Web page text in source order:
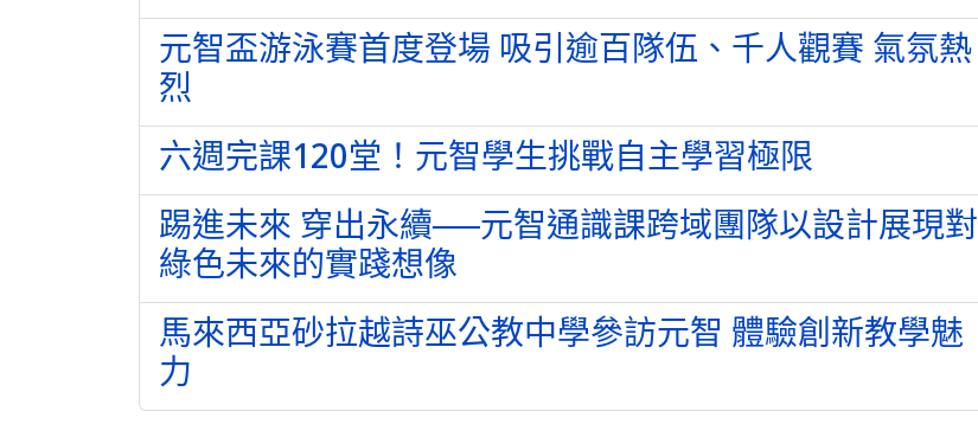
元智盃游泳賽首度登場 吸引逾百隊伍、千人觀賽 氣氛熱
烈
六週完課120堂！元智學生挑戰自主學習極限
踢進未來 穿出永續──元智通識課跨域團隊以設計展現對
綠色未來的實踐想像
馬來西亞砂拉越詩巫公教中學參訪元智 體驗創新教學魅
力